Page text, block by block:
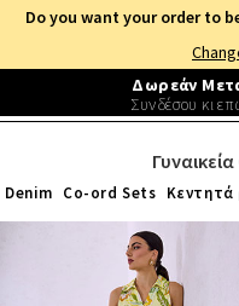
Do you want your order to
Δωρεάν
Συνδέσου κι
Denim Co-ord Sets Κεντητά